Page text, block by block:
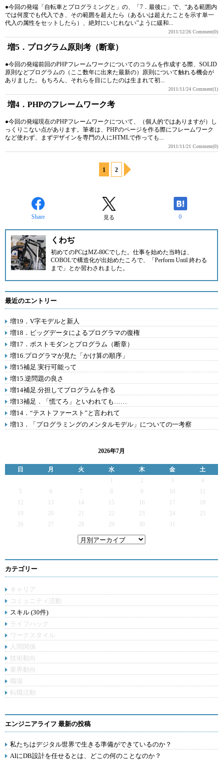
●今回の発端「自転車とプログラミングと」の、「7．最後に」で、“ある範囲内
では何度でも代入でき、その範囲を超えたら（あるいは超えたことを示す単一
代入の属性をセットしたら）、絶対にいじれない”ように緩和...
2011/12/26 Comment(0)
増5．プログラム原則考（断章）
●今回の発端前回のPHPフレームワークについてのコラムを作成する際、SOLID
原則などプログラムの（ここ数年に出来た最新の）原則について触れる機会が
ありました。もちろん、それらを目にしたのは生まれて初...
2011/11/24 Comment(1)
増4．PHPのフレームワーク考
●今回の発端現在のPHPフレームワークについて、（個人的ではありますが）し
っくりこない点があります。筆者は、PHPのページを作る際にフレームワーク
など使わず、まずデザインを専門の人にHTMLで作っても...
2011/11/21 Comment(0)
1 2
Share 見る 0
くわぢ
初めてのPCはMZ-80Cでした。仕事を始めた当時は、
COBOLで構造化が出始めたころで、「Perform Until 終わる
まで」とか習わされました。
最近のエントリー
増19．V字モデルと新人
増18．ビッグデータによるプログラマの復権
増17．ポストモダンとプログラム（断章）
増16.プログラマが見た「かけ算の順序」
増15補足.実行可能って
増15.逆問題の良さ
増14補足.分担してプログラムを作る
増13補足．「慌てろ」といわれても……
増14．“テストファースト”と言われて
増13．「プログラミングのメンタルモデル」についての一考察
2026年7月
日 月 火 水 木 金
土
2 3
4
5
6 7 9
12
13 14 15 16 17
19
20 21 22 23 24
25
26
27 28 29 30 31
カテゴリー
キャリア
コミュニティ活動
スキル (30件)
ライフハック
ワークスタイル
人間関係
技術動向
業界動向
職場
転職活動
エンジニアライフ 最新の投稿
私たちはデジタル世界で生きる準備ができているのか？
AIにDB設計を任せるとは、どこの何のことなのか？